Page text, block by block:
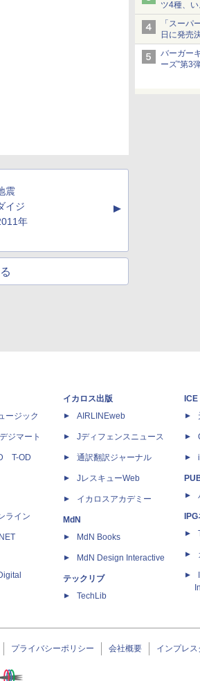
ツ4種、い
「スーパ
日に発売
発売から
バーガー
ーズ”第3
「特製ガ
震
イジ
年
▲
ージック
ジマート
T-OD
ライン
イカロス出版
AIRLINEweb
Jディフェンスニュース
通訳翻訳ジャーナル
JレスキューWeb
イカロスアカデミー
MdN
MdN Books
MdN Design Interactive
テックリブ
TechLib
ICE
プライバシーポリシー 会社概要 インプレ